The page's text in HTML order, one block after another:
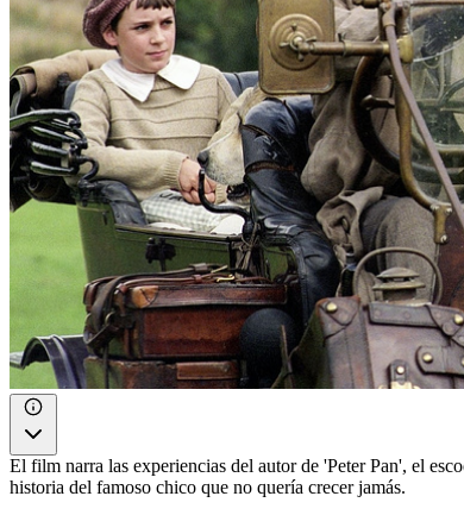
El film narra las experiencias del autor de 'Peter Pan', el
historia del famoso chico que no quería crecer jamás.